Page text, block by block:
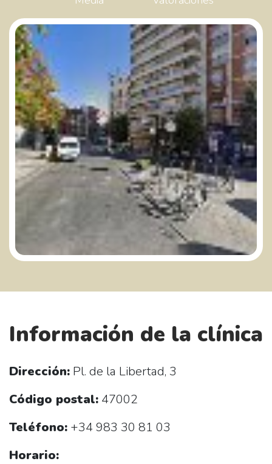
Información de la clínica
Dirección: Pl. de la Libertad, 3
Código postal: 47002
Teléfono: +34 983 30 81 03
Horario: